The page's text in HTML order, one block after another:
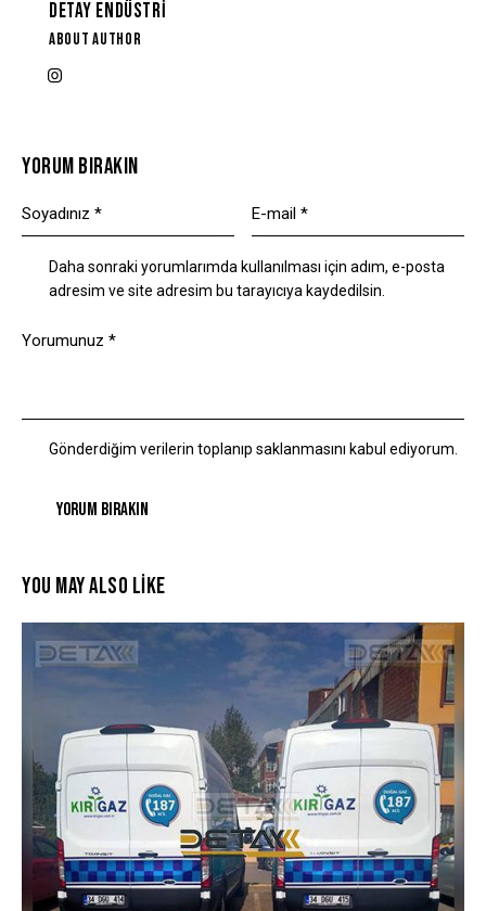
DETAY ENDÜSTRI
ABOUT AUTHOR
YORUM BIRAKIN
Daha sonraki yorumlarımda kullanılması için adım, e-posta
adresim ve site adresim bu tarayıcıya kaydedilsin.
Gönderdiğim verilerin toplanıp saklanmasını kabul ediyorum.
YOU MAY ALSO LIKE